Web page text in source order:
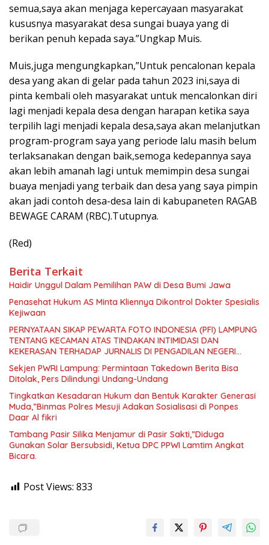
semua,saya akan menjaga kepercayaan masyarakat
kususnya masyarakat desa sungai buaya yang di
berikan penuh kepada saya.”Ungkap Muis.
Muis,juga mengungkapkan,”Untuk pencalonan kepala
desa yang akan di gelar pada tahun 2023 ini,saya di
pinta kembali oleh masyarakat untuk mencalonkan diri
lagi menjadi kepala desa dengan harapan ketika saya
terpilih lagi menjadi kepala desa,saya akan melanjutkan
program-program saya yang periode lalu masih belum
terlaksanakan dengan baik,semoga kedepannya saya
akan lebih amanah lagi untuk memimpin desa sungai
buaya menjadi yang terbaik dan desa yang saya pimpin
akan jadi contoh desa-desa lain di kabupaneten RAGAB
BEWAGE CARAM (RBC).Tutupnya.
(Red)
Berita Terkait
Haidir Unggul Dalam Pemilihan PAW di Desa Bumi Jawa
Penasehat Hukum AS Minta Kliennya Dikontrol Dokter Spesialis
Kejiwaan
PERNYATAAN SIKAP PEWARTA FOTO INDONESIA (PFI) LAMPUNG
TENTANG KECAMAN ATAS TINDAKAN INTIMIDASI DAN
KEKERASAN TERHADAP JURNALIS DI PENGADILAN NEGERI
TANJUNG KARANG.
Sekjen PWRI Lampung: Permintaan Takedown Berita Bisa
Ditolak, Pers Dilindungi Undang-Undang
Tingkatkan Kesadaran Hukum dan Bentuk Karakter Generasi
Muda,”Binmas Polres Mesuji Adakan Sosialisasi di Ponpes
Daar Al fikri
Tambang Pasir Silika Menjamur di Pasir Sakti,”Diduga
Gunakan Solar Bersubsidi, Ketua DPC PPWI Lamtim Angkat
Bicara.
Post Views: 833